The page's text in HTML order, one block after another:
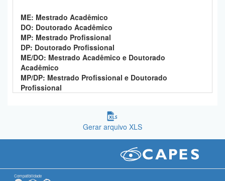
ME: Mestrado Acadêmico
DO: Doutorado Acadêmico
MP: Mestrado Profissional
DP: Doutorado Profissional
ME/DO: Mestrado Acadêmico e Doutorado
Acadêmico
MP/DP: Mestrado Profissional e Doutorado
Profissional
Gerar arquivo XLS
Compatibilidade